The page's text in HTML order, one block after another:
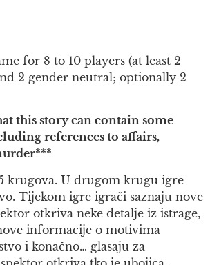
for 8 to 10 players (at least 2
2 gender neutral; optionally 2
this story can contain some
references to affairs,
krugova. U drugom krugu igre
Tijekom igre igrači saznaju nove
otkriva neke detalje iz istrage,
informacije o motivima
i konačno… glasaju za